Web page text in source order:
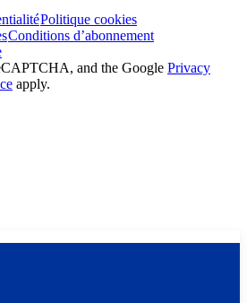
Politique cookies
Conditions d’abonnement
and the Google Privacy
apply.